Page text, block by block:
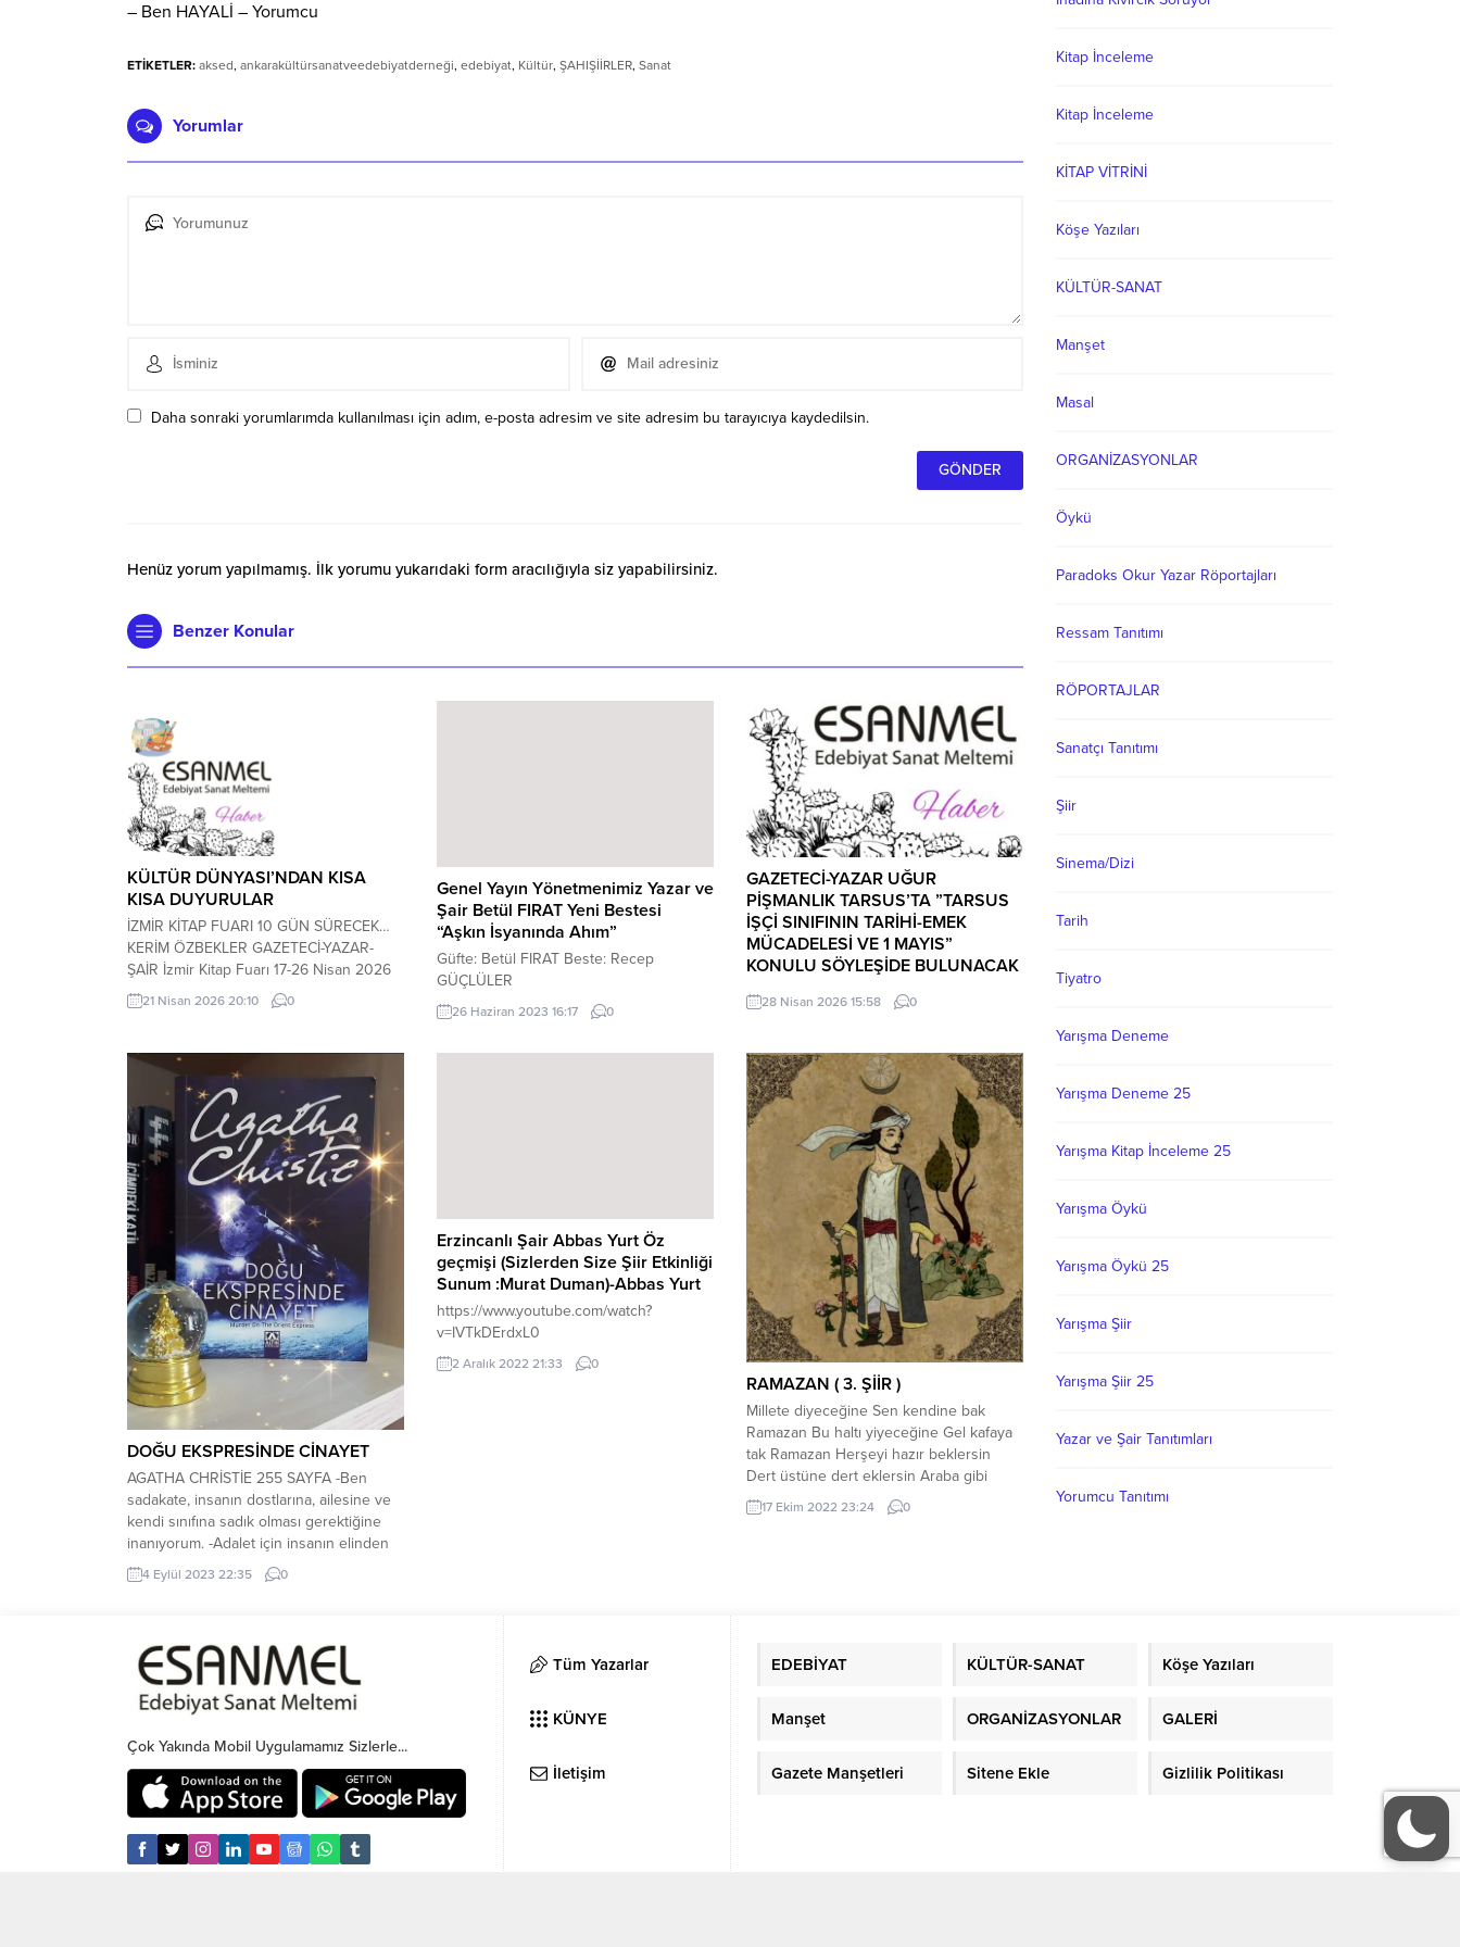
– Ben HAYALİ – Yorumcu
ETİKETLER: aksed, ankarakültürsanatveedebiyatderneği, edebiyat, Kültür, ŞAHIŞİİRLER, Sanat
Yorumlar
Daha sonraki yorumlarımda kullanılması için adım, e-posta adresim ve site adresim bu tarayıcıya kaydedilsin.
Henüz yorum yapılmamış. İlk yorumu yukarıdaki form aracılığıyla siz yapabilirsiniz.
Benzer Konular
KÜLTÜR DÜNYASI’NDAN KISA
KISA DUYURULAR
İZMİR KİTAP FUARI 10 GÜN SÜRECEK…
KERİM ÖZBEKLER GAZETECİ-YAZAR-
ŞAİR İzmir Kitap Fuarı 17-26 Nisan 2026
tarihleri arasında eski İzmir
Enternasyonel Fuarı içinde açılacak ve 10
fuarda yer alacak. Söyleşiler-şiir
dinletileri-imza günleri-sergiler-paneller
yapılacak, yeni fuar İzmir’in Gaziemir
İlçesine 10 kilometre uzaklıkta olduğu
için...
21 Nisan 2026 20:10 0
Genel Yayın Yönetmenimiz Yazar ve
Şair Betül FIRAT Yeni Bestesi
“Aşkın İsyanında Ahım”
Güfte: Betül FIRAT Beste: Recep
GÜÇLÜLER
26 Haziran 2023 16:17 0
GAZETECİ-YAZAR UĞUR
PİŞMANLIK TARSUS’TA ”TARSUS
İŞÇİ SINIFININ TARİHİ-EMEK
MÜCADELESİ VE 1 MAYIS”
KONULU SÖYLEŞİDE BULUNACAK
KERİM ÖZBEKLERGAZETECİ-YAZAR-ŞAİR
29 Nisan 2026 Çarşamba günü, saat.
Bitişiği, Kızılmurat, St. Paul Myd. Çk. No.8-
A 33400 Tarsus-Mersin Tel.0-537-366 96
46 adresinde, Çağdaş Yaşamı
Destekleme Derneği (ÇYDD) Tarsus
Şubesi yöneticilerinin organize ettiği
etkinlik sırasında Aratos Dergisi Sahibi-
Gazeteci-Yazar Uğur Pişmanlık ”Tarsus
işçi sınıfının tarihi-Emek mücadelesi ve 1...
28 Nisan 2026 15:58 0
DOĞU EKSPRESİNDE CİNAYET
AGATHA CHRİSTİE 255 SAYFA -Ben
sadakate, insanın dostlarına, ailesine ve
kendi sınıfına sadık olması gerektiğine
inanıyorum. -Adalet için insanın elinden
geleni yapması gerektiğine inanmıyor
musunuz? -Ben bu olayda adaletin yerine
nedeniyle meşhur Doğu Ekspresi yoluna
devam edemeyerek duraklar. Lüks...
4 Eylül 2023 22:35 0
Erzincanlı Şair Abbas Yurt Öz
geçmişi (Sizlerden Size Şiir Etkinliği
Sunum :Murat Duman)-Abbas Yurt
https://www.youtube.com/watch?
v=IVTkDErdxL0
2 Aralık 2022 21:33 0
RAMAZAN ( 3. ŞİİR )
Millete diyeceğine Sen kendine bak
Ramazan Bu haltı yiyeceğine Gel kafaya
tak Ramazan Herşeyi hazır beklersin
Dert üstüne dert eklersin Araba gibi
teklersin Bunlar sana hak Ramazan Evde
kaldın evde kaldın Sen kimleri örnek
17 Ekim 2022 23:24 0
Kitap İnceleme
Kitap İnceleme
KİTAP VİTRİNİ
Köşe Yazıları
KÜLTÜR-SANAT
Manşet
Masal
ORGANİZASYONLAR
Öykü
Paradoks Okur Yazar Röportajları
Ressam Tanıtımı
RÖPORTAJLAR
Sanatçı Tanıtımı
Şiir
Sinema/Dizi
Tarih
Tiyatro
Yarışma Deneme
Yarışma Deneme 25
Yarışma Kitap İnceleme 25
Yarışma Öykü
Yarışma Öykü 25
Yarışma Şiir
Yarışma Şiir 25
Yazar ve Şair Tanıtımları
Yorumcu Tanıtımı
Çok Yakında Mobil Uygulamamız Sizlerle...
Tüm Yazarlar
KÜNYE
İletişim
EDEBİYAT KÜLTÜR-SANAT Köşe Yazıları
Manşet ORGANİZASYONLAR GALERİ
Gazete Manşetleri Sitene Ekle Gizlilik Politikası